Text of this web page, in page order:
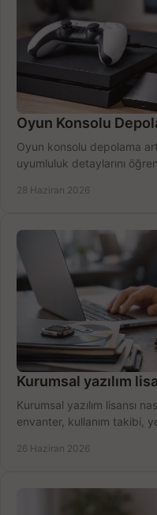
Oyun Konsolu
Oyun konsolu depolama
uyumluluk detaylarını
28 Haziran 2026
Kurumsal yazılım
Kurumsal yazılım lisansı
envanter, kullanım takibi,
26 Haziran 2026